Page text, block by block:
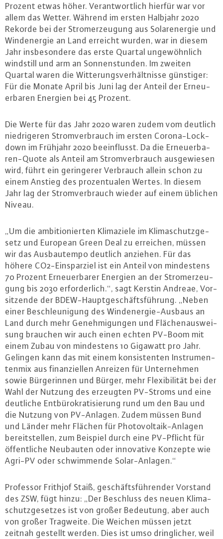
Prozent etwas höher. Ver­ant­wort­lich hierfür war vor
allem das Wetter. Während im ersten Halbjahr 2020
Rekorde bei der Strom­er­zeu­gung aus So­lar­ener­gie und
Wind­ener­gie an Land erreicht wurden, war in diesem
Jahr ins­be­son­de­re das erste Quartal un­ge­wöhn­lich
windstill und arm an Son­nen­stun­den. Im zweiten
Quartal waren die Wit­te­rungs­ver­hält­nis­se günstiger:
Für die Monate April bis Juni lag der Anteil der Er­neu­
er­ba­ren Energien bei 45 Prozent.
Die Werte für das Jahr 2020 waren zudem vom deutlich
nied­ri­ge­ren Strom­ver­brauch im ersten Co­ro­na-Lock­
down im Frühjahr 2020 be­ein­flusst. Da die Er­neu­er­ba­
ren-Quo­te als Anteil am Strom­ver­brauch aus­ge­wie­sen
wird, führt ein ge­rin­ge­rer Verbrauch allein schon zu
einem Anstieg des pro­zen­tua­len Wertes. In diesem
Jahr lag der Strom­ver­brauch wieder auf einem üblichen
Niveau.
„Um die am­bi­tio­nier­ten Kli­ma­zie­le im Kli­ma­schutz­ge­
setz und European Green Deal zu erreichen, müssen
wir das Aus­bau­tem­po deutlich anziehen. Für das
höhere CO2-Ein­spar­ziel ist ein Anteil von min­des­tens
70 Prozent Er­neu­er­ba­rer Energien an der Strom­er­zeu­
gung bis 2030 er­for­der­lich.“, sagt Kerstin Andreae, Vor­
sit­zen­de der BDEW-Haupt­ge­schäfts­füh­rung. „Neben
einer Be­schleu­ni­gung des Wind­ener­gie-Aus­baus an
Land durch mehr Ge­neh­mi­gun­gen und Flä­chen­aus­wei­
sung brauchen wir auch einen echten PV-Boom mit
einem Zubau von min­des­tens 10 Gigawatt pro Jahr.
Gelingen kann das mit einem kon­sis­ten­ten In­stru­men­
ten­mix aus fi­nan­zi­el­len Anreizen für Un­ter­neh­men
sowie Bür­ge­rin­nen und Bürger, mehr Fle­xi­bi­li­tät bei der
Wahl der Nutzung des erzeugten PV-Stroms und eine
deutliche Ent­bü­ro­kra­ti­sie­rung rund um den Bau und
die Nutzung von PV-An­la­gen. Zudem müssen Bund
und Länder mehr Flächen für Pho­to­vol­ta­ik-An­la­gen
be­reit­stel­len, zum Beispiel durch eine PV-Pflicht für
öf­fent­li­che Neubauten oder in­no­va­ti­ve Konzepte wie
Agri-PV oder schwim­men­de So­lar-An­la­gen.“
Professor Frithjof Staiß, ge­schäfts­füh­ren­der Vorstand
des ZSW, fügt hinzu: „Der Beschluss des neuen Kli­ma­
schutz­ge­set­zes ist von großer Bedeutung, aber auch
von großer Tragweite. Die Weichen müssen jetzt
zeitnah gestellt werden. Dies ist umso dring­li­cher, weil